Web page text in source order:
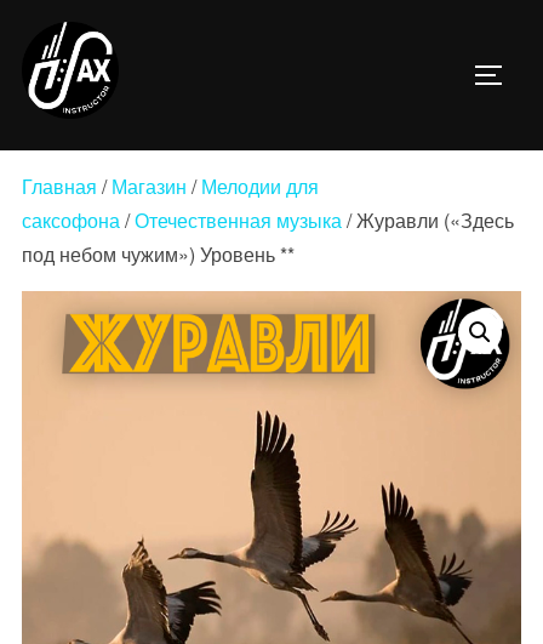
Перейти
содержимому
Главная /Магазин /Мелодии для
саксофона/Отечественная музыка/ Журавли («Здесь
под небом чужим») Уровень **